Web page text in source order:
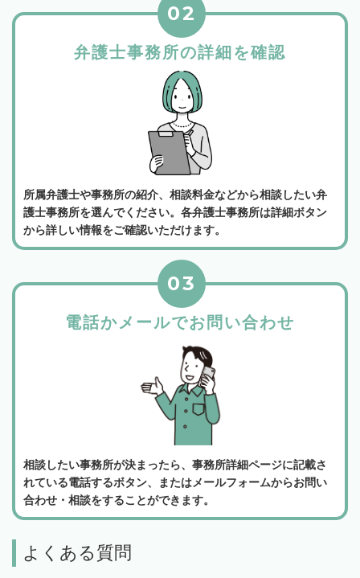
弁護士事務所の詳細を確認
02
所属弁護士や事務所の紹介、相談料金などから相談したい弁
護士事務所を選んでください。各弁護士事務所は詳細ボタン
から詳しい情報をご確認いただけます。
電話かメールでお問い合わせ
03
相談したい事務所が決まったら、事務所詳細ページに記載さ
れている電話するボタン、またはメールフォームからお問い
合わせ・相談をすることができます。
よくある質問